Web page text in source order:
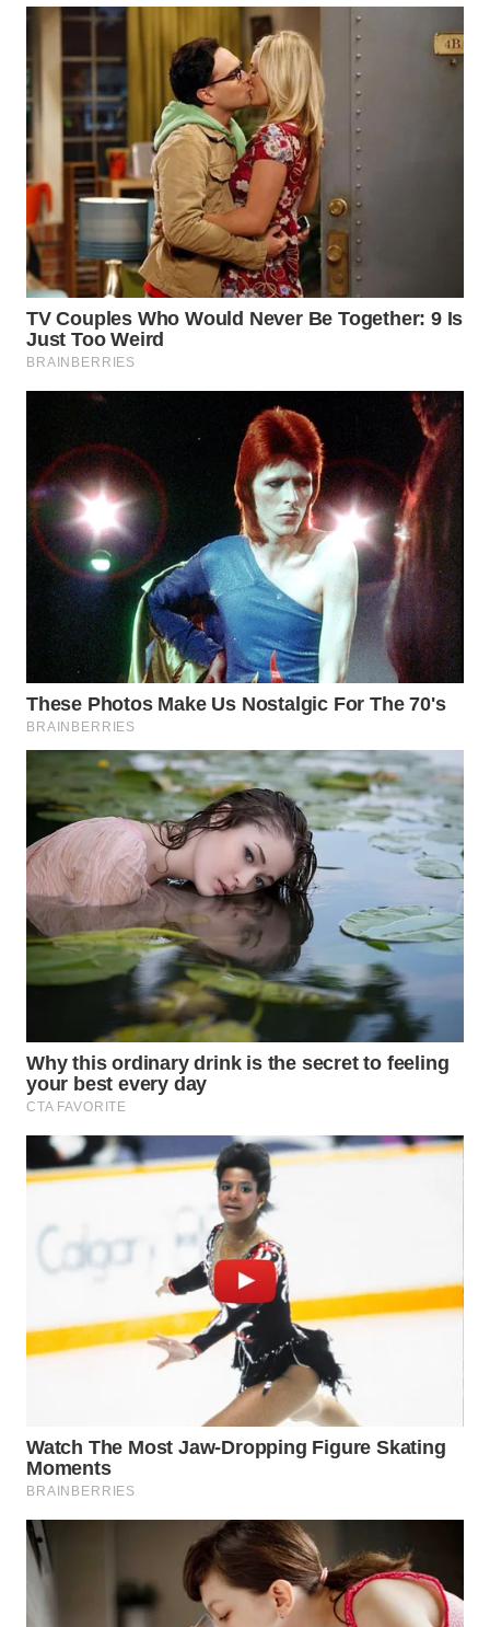
SUMEDANG
WN
CIANJUR
WN
KEPULAUAN
SERIBU
WN
TANGERANG
WN
BINJAI
CIREBON
WN
INDRAMAYU
WN
KUNINGAN
WN
MAJALENGKA
WN
SUBANG
WN
SUKABUMI
WN
PURWAKARTA
TIMUR
WN
WN
WN
WN
MADURA
SURABAYA